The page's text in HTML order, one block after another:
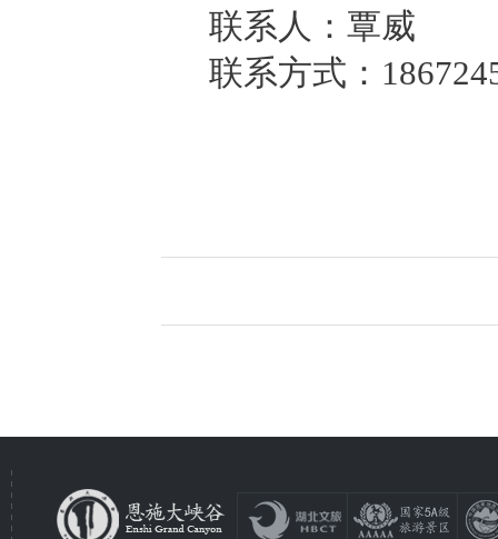
联系人：覃威
联系方式：